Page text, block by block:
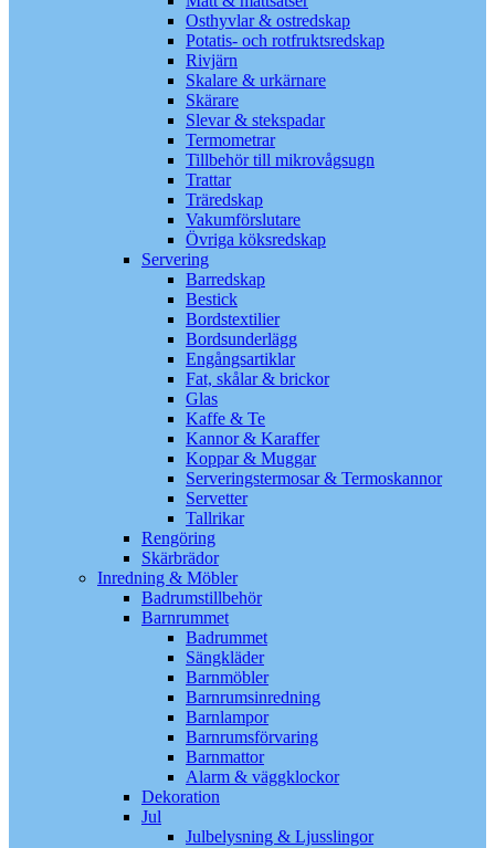
Osthyvlar & ostredskap
Potatis- och rotfruktsredskap
Rivjärn
Skalare & urkärnare
Skärare
Slevar & stekspadar
Termometrar
Tillbehör till mikrovågsugn
Trattar
Träredskap
Vakumförslutare
Övriga köksredskap
Servering
Barredskap
Bestick
Bordstextilier
Bordsunderlägg
Engångsartiklar
Fat, skålar & brickor
Glas
Kaffe & Te
Kannor & Karaffer
Koppar & Muggar
Serveringstermosar & Termoskannor
Servetter
Tallrikar
Rengöring
Skärbrädor
Inredning & Möbler
Badrumstillbehör
Barnrummet
Badrummet
Sängkläder
Barnmöbler
Barnrumsinredning
Barnlampor
Barnrumsförvaring
Barnmattor
Alarm & väggklockor
Dekoration
Jul
Julbelysning & Ljusslingor